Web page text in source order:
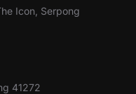
Icon, Serpong
41272